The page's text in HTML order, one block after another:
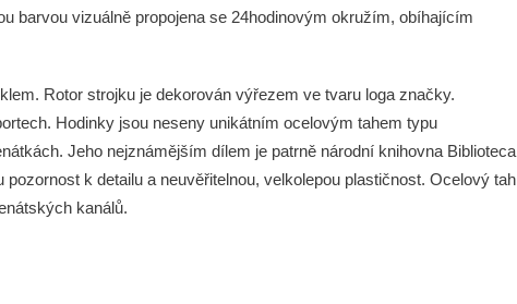
barvou vizuálně propojena se 24hodinovým okružím, obíhajícím
Rotor strojku je dekorován výřezem ve tvaru loga značky.
Hodinky jsou neseny unikátním ocelovým tahem typu
Jeho nejznámějším dílem je patrně národní knihovna Biblioteca
k detailu a neuvěřitelnou, velkolepou plastičnost. Ocelový tah
kanálů.